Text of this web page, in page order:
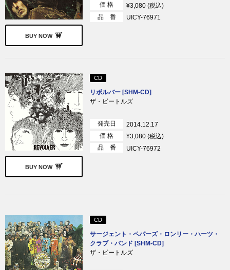
BUY NOW
価 格
¥3,080 (税込)
品 番
UICY-76971
BUY NOW
CD
リボルバー [SHM-CD]
ザ・ビートルズ
発売日
2014.12.17
価 格
¥3,080 (税込)
品 番
UICY-76972
CD
サージェント・ペパーズ・ロンリー・ハーツ・
クラブ・バンド [SHM-CD]
ザ・ビートルズ